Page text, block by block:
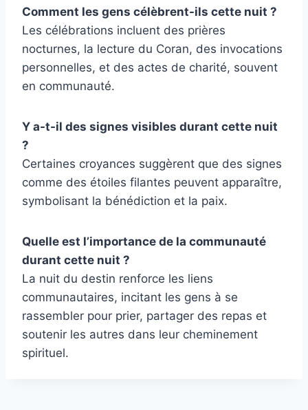
Comment les gens célèbrent-ils cette nuit ?
Les célébrations incluent des prières
nocturnes, la lecture du Coran, des invocations
personnelles, et des actes de charité, souvent
en communauté.
Y a-t-il des signes visibles durant cette nuit
?
Certaines croyances suggèrent que des signes
comme des étoiles filantes peuvent apparaître,
symbolisant la bénédiction et la paix.
Quelle est l’importance de la communauté
durant cette nuit ?
La nuit du destin renforce les liens
communautaires, incitant les gens à se
rassembler pour prier, partager des repas et
soutenir les autres dans leur cheminement
spirituel.